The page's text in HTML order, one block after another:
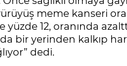
meme kanseri
yüzde 12, oranında
bir yerinden kalkıp
dedi.